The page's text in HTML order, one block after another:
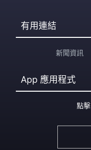
有用連結
新聞資訊
App 應用程式
點